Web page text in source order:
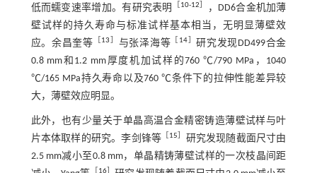
低而蠕变速率增加。有研究表明
10-12
，DD6合金机加薄
壁试样的持久寿命与标准试样基本相当，无明显薄壁效
应。余昌奎等
13 与张泽海等 14］研究发现DD499合金
0.8 mm和1.2 mm厚度机加试样的760 ℃/790 MPa，1040
℃/165 MPa持久寿命以及760 ℃条件下的拉伸性能差异较
大，薄壁效应明显。
此外，也有少量关于单晶高温合金精密铸造薄壁试样与叶
片本体取样的研究。李剑锋等
15
研究发现随截面尺寸由
2.5 mm减小至0.8 mm，单晶精铸薄壁试样的一次枝晶间距
16］